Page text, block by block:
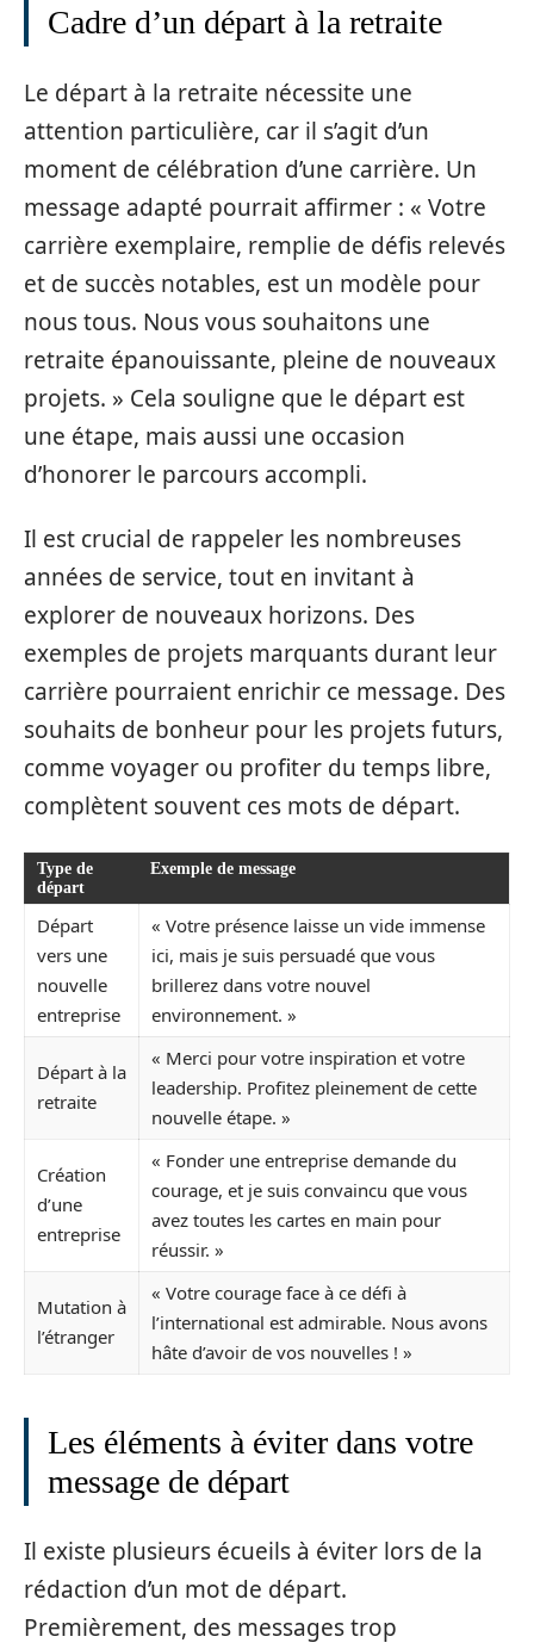
Cadre d’un départ à la retraite
Le départ à la retraite nécessite une
attention particulière, car il s’agit d’un
moment de célébration d’une carrière. Un
message adapté pourrait affirmer : « Votre
carrière exemplaire, remplie de défis relevés
et de succès notables, est un modèle pour
nous tous. Nous vous souhaitons une
retraite épanouissante, pleine de nouveaux
projets. » Cela souligne que le départ est
une étape, mais aussi une occasion
d’honorer le parcours accompli.
Il est crucial de rappeler les nombreuses
années de service, tout en invitant à
explorer de nouveaux horizons. Des
exemples de projets marquants durant leur
carrière pourraient enrichir ce message. Des
souhaits de bonheur pour les projets futurs,
comme voyager ou profiter du temps libre,
complètent souvent ces mots de départ.
Type de
départ
Exemple de message
Départ
vers une
nouvelle
entreprise
« Votre présence laisse un vide immense
ici, mais je suis persuadé que vous
brillerez dans votre nouvel
environnement. »
Départ à la
retraite
« Merci pour votre inspiration et votre
leadership. Profitez pleinement de cette
nouvelle étape. »
Création
d’une
entreprise
« Fonder une entreprise demande du
courage, et je suis convaincu que vous
avez toutes les cartes en main pour
réussir. »
Mutation à
l’étranger
« Votre courage face à ce défi à
l’international est admirable. Nous avons
hâte d’avoir de vos nouvelles ! »
Les éléments à éviter dans votre
message de départ
Il existe plusieurs écueils à éviter lors de la
rédaction d’un mot de départ.
Premièrement, des messages trop